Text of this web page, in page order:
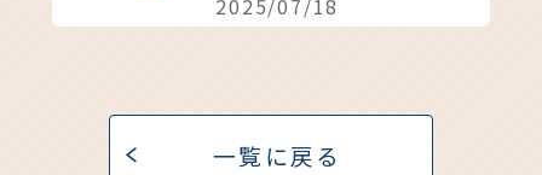
2025/07/18
一覧に戻る